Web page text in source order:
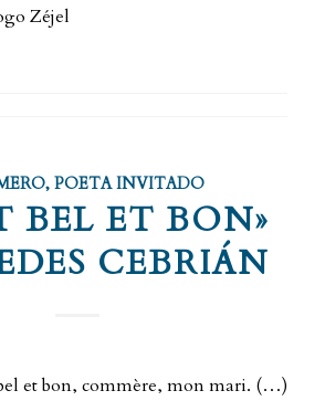
,POETA INVITADO
BEL ET BON»
CEBRIÁN
et bon, commère, mon mari. (…)